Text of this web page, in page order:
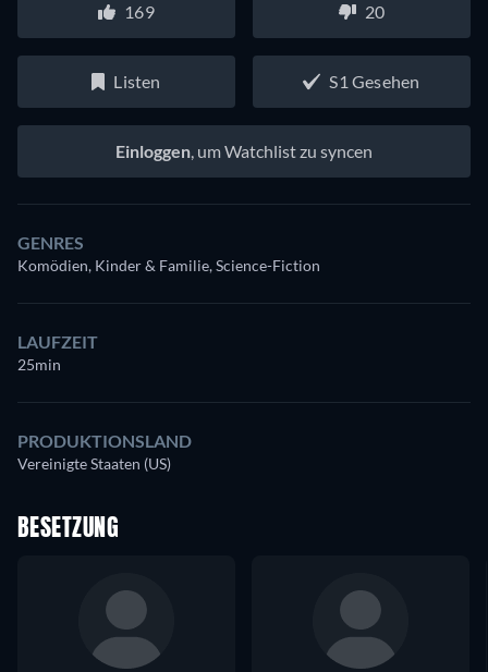
169 20
Listen S1 Gesehen
Einloggen, um Watchlist zu syncen
GENRES
Komödien, Kinder & Familie, Science-Fiction
LAUFZEIT
25min
PRODUKTIONSLAND
Vereinigte Staaten (US)
BESETZUNG